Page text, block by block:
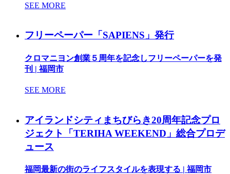
SEE MORE
フリーペーパー「SAPIENS」発行
クロマニヨン創業５周年を記念しフリーペーパーを発
刊 | 福岡市
SEE MORE
アイランドシティまちびらき20周年記念プロ
ジェクト「TERIHA WEEKEND」総合プロデ
ュース
福岡最新の街のライフスタイルを表現する | 福岡市